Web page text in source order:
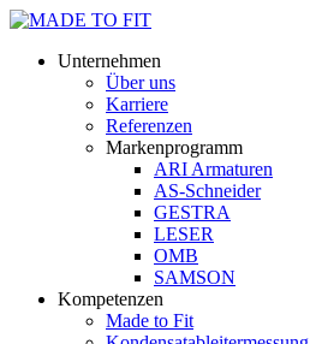
Unternehmen
Über uns
Karriere
Referenzen
Markenprogramm
ARI Armaturen
AS-Schneider
GESTRA
LESER
OMB
SAMSON
Kompetenzen
Made to Fit